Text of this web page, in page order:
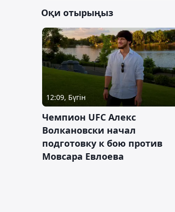
Оқи отырыңыз
12:09, Бүгін
Чемпион UFC Алекс
Волкановски начал
подготовку к бою против
Мовсара Евлоева